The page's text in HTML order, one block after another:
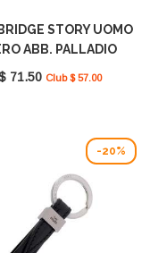
STORY UOMO
ABB. PALLADIO
09201401 20
71.50 Club $ 57.00
-20%